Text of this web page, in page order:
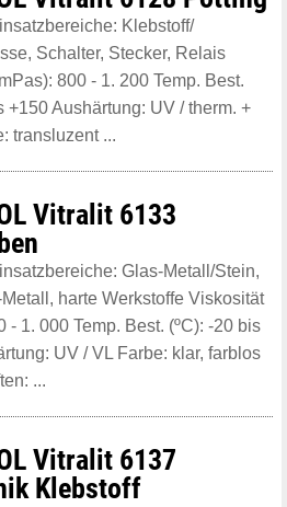
Klebstoff/
Schalter, Stecker, Relais
800 - 1. 200 Temp. Best.
+150 Aushärtung: UV / therm. +
transluzent ...
Vitralit 6133
Glas-Metall/Stein,
harte Werkstoffe Viskosität
- 1. 000 Temp. Best. (ºC): -20 bis
UV / VL Farbe: klar, farblos
...
Vitralit 6137
Klebstoff